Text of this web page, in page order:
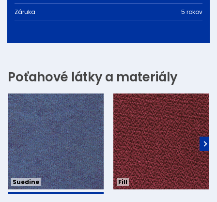
Záruka 5 rokov
Poťahové látky a materiály
Suedine Fill